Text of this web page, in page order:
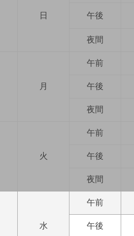
日 午後
夜間
月
午前
午後
夜間
火
午前
午後
夜間
水
午前
午後